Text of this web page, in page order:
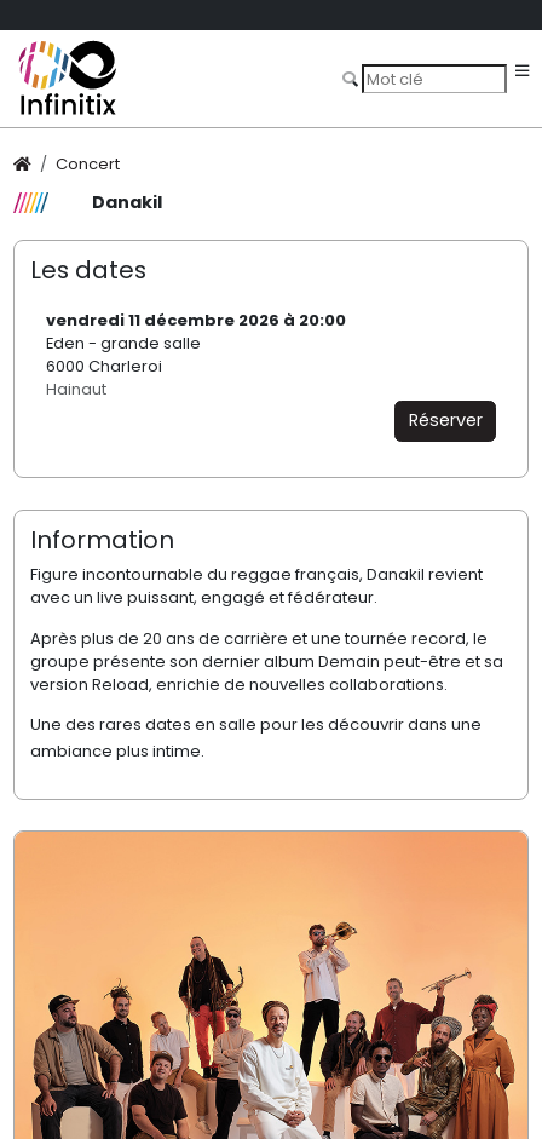
Concert
Danakil
Les dates
vendredi 11 décembre 2026 à 20:00
Eden - grande salle
6000 Charleroi
Hainaut
Réserver
Information
Figure incontournable du reggae français, Danakil revient
avec un live puissant, engagé et fédérateur.
Après plus de 20 ans de carrière et une tournée record, le
groupe présente son dernier album Demain peut-être et sa
version Reload, enrichie de nouvelles collaborations.
Une des rares dates en salle pour les découvrir dans une
ambiance plus intime.